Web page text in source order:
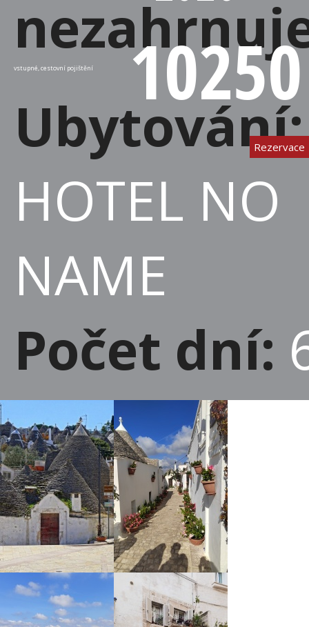
10250
Rezervace
vstupné, cestovní pojištění
HOTEL NO
NAME
Počet dní: